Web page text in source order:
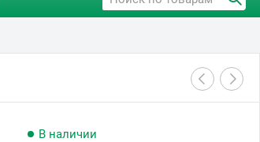
В наличии